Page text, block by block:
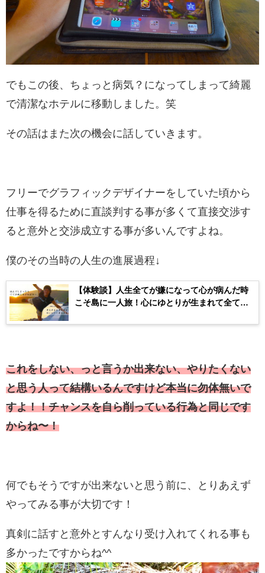
でもこの後、ちょっと病気？になってしまって綺麗
で清潔なホテルに移動しました。笑
その話はまた次の機会に話していきます。
フリーでグラフィックデザイナーをしていた頃から
仕事を得るために直談判する事が多くて直接交渉す
ると意外と交渉成立する事が多いんですよね。
僕のその当時の人生の進展過程↓
【体験談】人生全てが嫌になって心が病んだ時
こそ島に一人旅！心にゆとりが生まれて全て上
これをしない、っと言うか出来ない、やりたくない
と思う人って結構いるんですけど本当に勿体無いで
すよ！！チャンスを自ら削っている行為と同じです
からね〜！
何でもそうですが出来ないと思う前に、とりあえず
やってみる事が大切です！
真剣に話すと意外とすんなり受け入れてくれる事も
多かったですからね^^